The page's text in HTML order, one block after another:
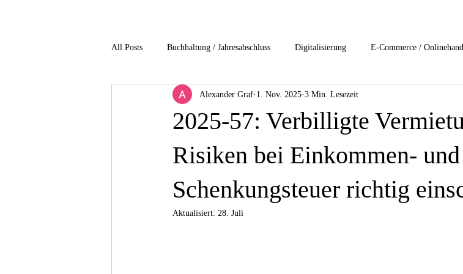
All Posts Buchhaltung / Jahresabschluss Digitalisierung E-Commerce /
Gesundheitsbranche Immobilienbesteuerung Internationales Steuerrecht
non profit / Gemeinnuetzigkeit Privat Clients Services start-ups /
Unternehmensbesteuerung Verfahrensrecht 1-Buchhaltung /Jahresabschluss
2025-57: Verbilligte
Risiken bei Einkommen- und
Schenkungsteuer richtig
Alexander Graf 1. Nov. 2025 3 Min. Lesezeit
Aktualisiert: 28. Juli